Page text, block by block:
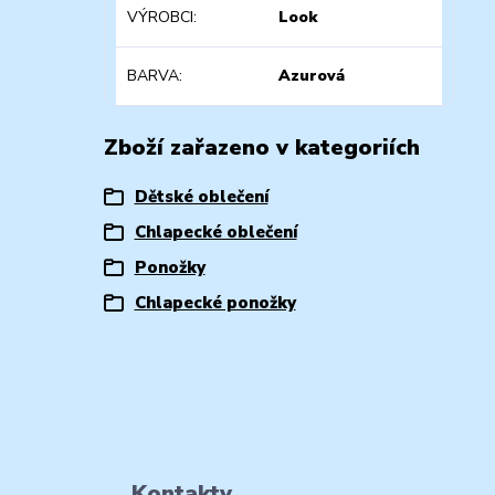
VÝROBCI Look
BARVA Azurová
Zboží zařazeno v kategoriích
Dětské oblečení
Chlapecké oblečení
Ponožky
Chlapecké ponožky